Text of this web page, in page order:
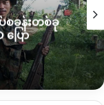
ျွန်တော်တို့အနေနှင့်
လဲမသိဘူး၊
တို့လုပ်ဆောင်သွား
KHCC ဥက္ကဌ
။
ခန်းတစ်ခု
ြော